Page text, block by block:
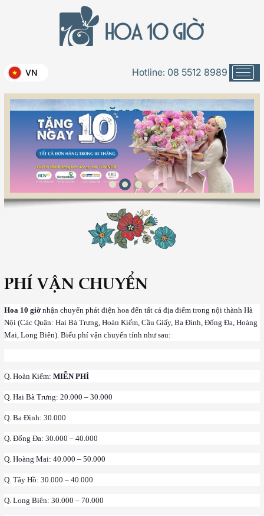
Hotline: 08 5512 8989
VN
Phí vận chuyển
PHÍ VẬN CHUYỂN
Hoa 10 giờ nhận chuyển phát điện hoa đến tất cả địa điểm trong nội thành Hà
Nội (Các Quận: Hai Bà Trưng, Hoàn Kiếm, Cầu Giấy, Ba Đình, Đống Đa, Hoàng
Mai, Long Biên). Biểu phí vận chuyển tính như sau:
Q. Hoàn Kiếm: MIỄN PHÍ
Q. Hai Bà Trưng: 20.000 – 30.000
Q. Ba Đình: 30.000
Q. Đống Đa: 30.000 – 40.000
Q. Hoàng Mai: 40.000 – 50.000
Q. Tây Hồ: 30.000 – 40.000
Q. Long Biên: 30.000 – 70.000